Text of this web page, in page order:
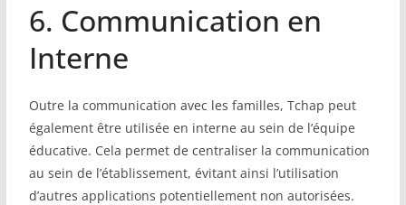
6. Communication en
Interne
Outre la communication avec les familles, Tchap peut
également être utilisée en interne au sein de l’équipe
éducative. Cela permet de centraliser la communication
au sein de l’établissement, évitant ainsi l’utilisation
d’autres applications potentiellement non autorisées.